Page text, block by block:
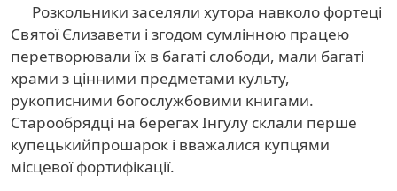
Розкольники заселяли хутора навколо фортеці
Святої Єлизавети і згодом сумлінною працею
перетворювали їх в багаті слободи, мали багаті
храми з цінними предметами культу,
рукописними богослужбовими книгами.
Старообрядці на берегах Інгулу склали перше
купецькийпрошарок і вважалися купцями
місцевої фортифікації.